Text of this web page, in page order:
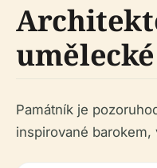
Památník je
inspirované